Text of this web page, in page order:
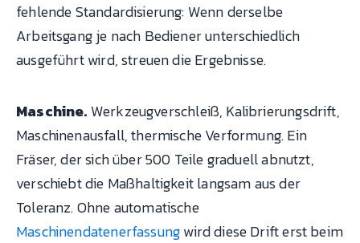
fehlende Standardisierung: Wenn derselbe
Arbeitsgang je nach Bediener unterschiedlich
ausgeführt wird, streuen die Ergebnisse.
Maschine. Werkzeugverschleiß, Kalibrierungsdrift,
Maschinenausfall, thermische Verformung. Ein
Fräser, der sich über 500 Teile graduell abnutzt,
verschiebt die Maßhaltigkeit langsam aus der
Toleranz. Ohne automatische
Maschinendatenerfassungwird diese Drift erst beim